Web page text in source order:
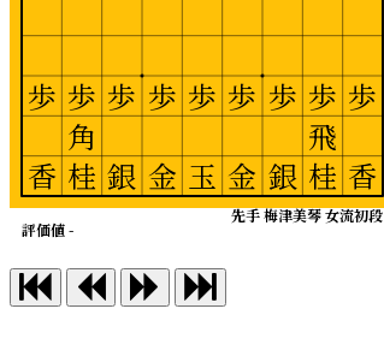
先手 梅津美琴 女流初段
評価値 -
歩
香
歩
飛
桂
歩
銀
歩
金
歩
玉
歩
金
歩
銀
歩
角
桂
歩
香